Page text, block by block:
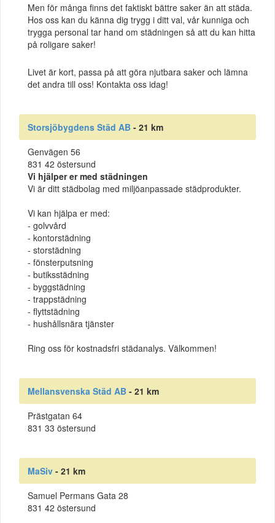
Men för många finns det faktiskt bättre saker än att städa.
Hos oss kan du känna dig trygg i ditt val, vår kunniga och
trygga personal tar hand om städningen så att du kan hitta
på roligare saker!
Livet är kort, passa på att göra njutbara saker och lämna
det andra till oss! Kontakta oss idag!
Storsjöbygdens Städ AB - 21 km
Genvägen 56
831 42 östersund
Vi hjälper er med städningen
Vi är ditt städbolag med miljöanpassade städprodukter.
Vi kan hjälpa er med:
- golvvård
- kontorstädning
- storstädning
- fönsterputsning
- butiksstädning
- byggstädning
- trappstädning
- flyttstädning
- hushållsnära tjänster
Ring oss för kostnadsfri städanalys. Välkommen!
Mellansvenska Städ AB - 21 km
Prästgatan 64
831 33 östersund
MaSiv - 21 km
Samuel Permans Gata 28
831 42 östersund